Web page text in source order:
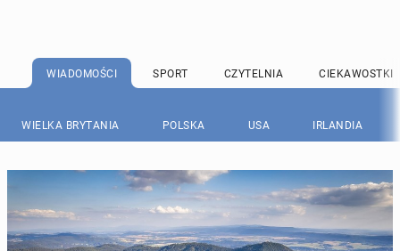
WIADOMOŚCI SPORT CZYTELNIA CIEKAWOSTKI
WIELKA BRYTANIA POLSKA USA IRLANDIA